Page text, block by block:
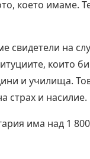
което имаме.
свидетели на
които
и училища.
страх и
има над 1 800